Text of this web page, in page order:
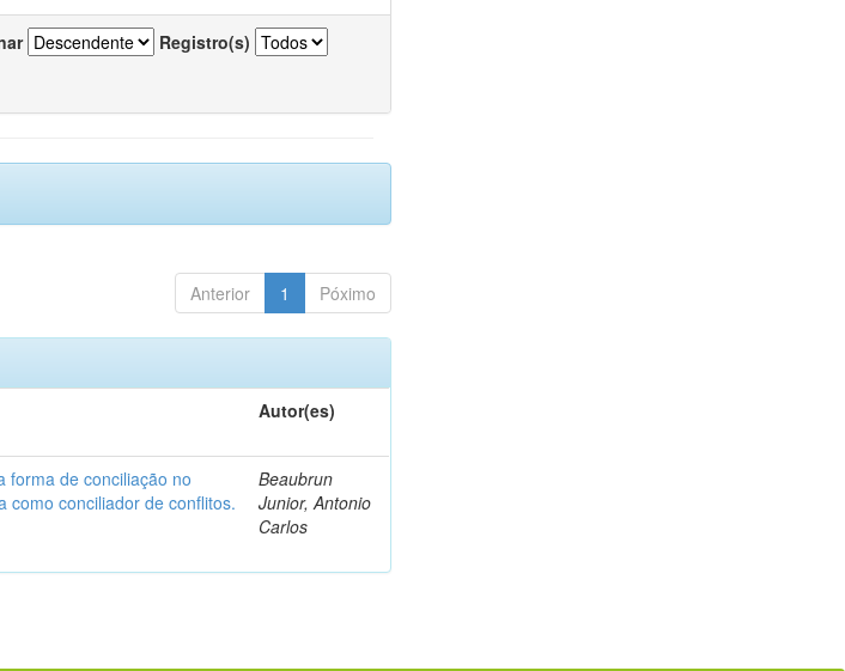
Registro(s)
Anterior 1 Póximo
Autor(es)
forma de conciliação no
como conciliador de conflitos.
Beaubrun
Junior, Antonio
Carlos